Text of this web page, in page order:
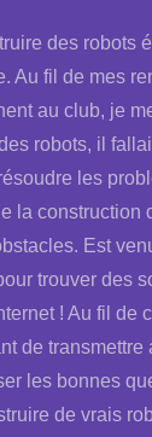
des robots
Au fil de mes
au club, je
robots, il
les
la construction
Est
trouver des
! Au fil de
de transmettre
les bonnes
de vrais